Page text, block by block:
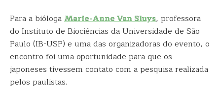
Para a biólogaMarie-Anne Van Sluys, professora
do Instituto de Biociências da Universidade de São
Paulo (IB-USP) e uma das organizadoras do evento, o
encontro foi uma oportunidade para que os
japoneses tivessem contato com a pesquisa realizada
pelos paulistas.